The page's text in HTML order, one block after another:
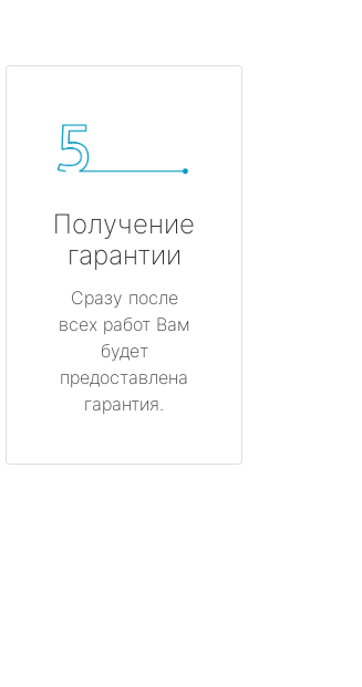
Получение
гарантии
Сразу после
всех работ Вам
будет
предоставлена
гарантия.